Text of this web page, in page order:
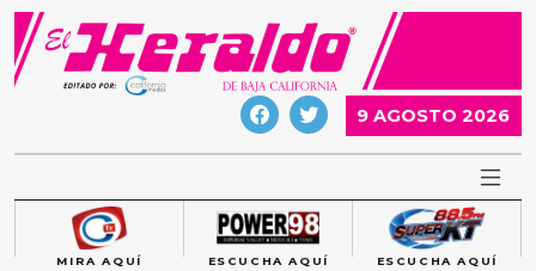
Skip
content
9 AGOSTO 2026
MIRA AQUÍ ESCUCHA AQUÍ ESCUCHA AQUÍ